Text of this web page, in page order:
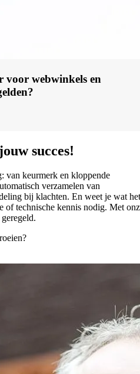
voor webwinkels en
succes!
van keurmerk en kloppende
verzamelen van
bij klachten. En weet je wat het
of technische kennis nodig. Met